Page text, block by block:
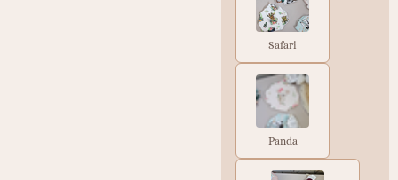
Safari
Panda